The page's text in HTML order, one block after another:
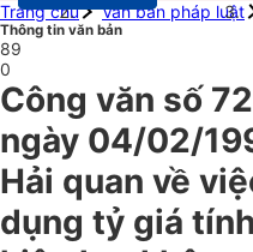
Trang chủ
Văn bản pháp luật
Thông tin văn bản
89
0
Công văn số
ngày 04/02/
Hải quan về
dụng tỷ giá